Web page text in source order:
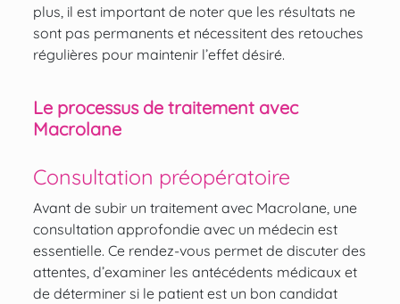
plus, il est important de noter que les résultats ne
sont pas permanents et nécessitent des retouches
régulières pour maintenir l’effet désiré.
Le processus de traitement avec
Macrolane
Consultation préopératoire
Avant de subir un traitement avec Macrolane, une
consultation approfondie avec un médecin est
essentielle. Ce rendez-vous permet de discuter des
attentes, d’examiner les antécédents médicaux et
de déterminer si le patient est un bon candidat